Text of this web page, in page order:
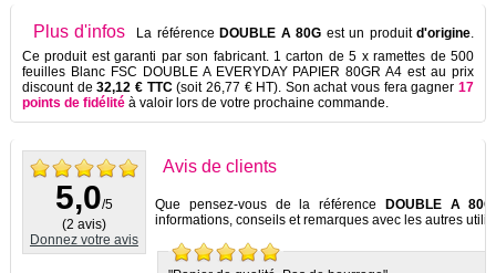
Plus d'infos La référenceDOUBLE A 80G est un produitd'origine
Ce produit est garanti par son fabricant. 1 carton de 5 x ramettes de 500
feuilles Blanc FSC DOUBLE A EVERYDAY PAPIER 80GR A4 est au prix
discount de32,12 € TTC(soit 26,77 € HT). Son achat vous fera gagner17
points de fidélitéà valoir lors de votre prochaine commande.
Avis de clients
5,0/5
(2 avis)
Donnez votre avis
Que pensez-vous de la référence DOUBLE A 80G
informations, conseils et remarques avec les autres